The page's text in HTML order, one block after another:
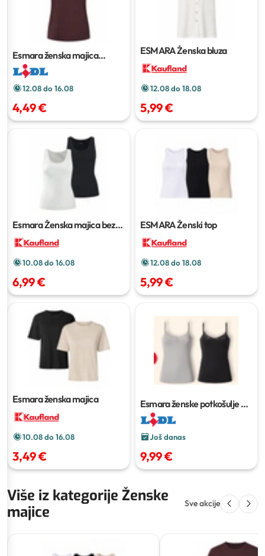
Esmara ženska majica
Komad
12.08 do 16.08
4,49 €
ESMARA Ženska bluza
12.08 do 18.08
5,99 €
Esmara Ženska majica bez
10.08 do 16.08
6,99 €
ESMARA Ženski top
12.08 do 18.08
5,99 €
Esmara ženska majica
10.08 do 16.08
3,49 €
Esmara ženske potkošulje3
komada u setu
Još danas
9,99 €
Više iz kategorije Ženske
majice
Sve akcije